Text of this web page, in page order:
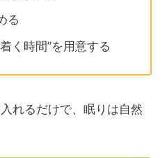
る
く時間”を用意する
れるだけで、眠りは自然